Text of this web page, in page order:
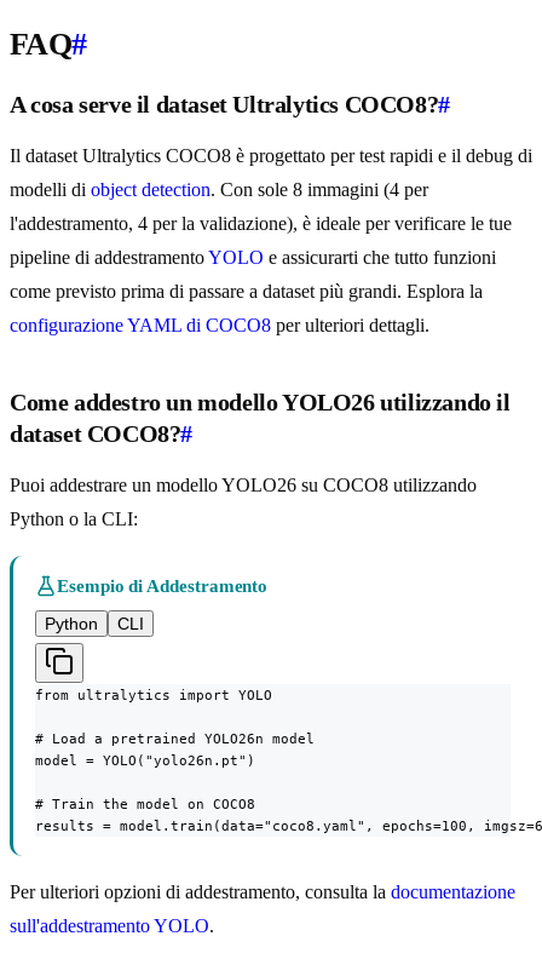
FAQ#
A cosa serve il dataset Ultralytics COCO8?#
Il dataset Ultralytics COCO8 è progettato per test rapidi e il debug di
modelli di object detection. Con sole 8 immagini (4 per
l'addestramento, 4 per la validazione), è ideale per verificare le tue
pipeline di addestramentoYOLO e assicurarti che tutto funzioni
come previsto prima di passare a dataset più grandi. Esplora la
configurazione YAML di COCO8 per ulteriori dettagli.
Come addestro un modello YOLO26 utilizzando il
dataset COCO8?#
Puoi addestrare un modello YOLO26 su COCO8 utilizzando
Python o la CLI:
Esempio di Addestramento
Python
CLI
from ultralytics import YOLO
# Load a pretrained YOLO26n model
model = YOLO("yolo26n.pt")
# Train the model on COCO8
results = model.train(data="coco8.yaml", epochs=100,
Per ulteriori opzioni di addestramento, consulta la documentazione
sull'addestramento YOLO.